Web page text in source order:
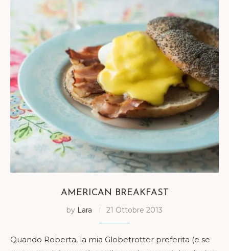
AMERICAN BREAKFAST
by Lara 21 Ottobre 2013
Quando Roberta, la mia Globetrotter preferita (e se